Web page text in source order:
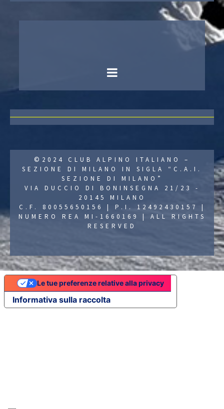
©2024 CLUB ALPINO ITALIANO –
SEZIONE DI MILANO IN SIGLA “C.A.I.
SEZIONE DI MILANO”
VIA DUCCIO DI BONINSEGNA 21/23 -
20145 MILANO
C.F. 80055650156 | P.I. 12492430157 |
NUMERO REA MI-1660169 | ALL RIGHTS
RESERVED
Informativa sulla raccolta
Le tue preferenze relative alla privacy